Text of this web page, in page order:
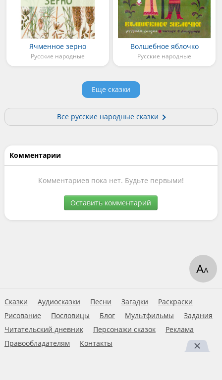
Ячменное зерно
Русские народные
Волшебное яблочко
Русские народные
Еще сказки
Все русские народные сказки
Комментарии
Комментариев пока нет. Будьте первыми!
Оставить комментарий
Сказки Аудиосказки Песни Загадки
Раскраски
Рисование
Пословицы Блог Мультфильмы
Задания
Читательский дневник
Персонажи сказок
Реклама
Правообладателям
Контакты
АА